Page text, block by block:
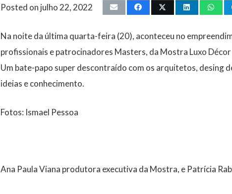
Posted on julho 22, 2022
Na noite da última quarta-feira (20), aconteceu no
profissionais e patrocinadores Masters, da Mostra Luxo
Um bate-papo super descontraído com os arquitetos, desing
ideias e conhecimento.
Fotos: Ismael Pessoa
Ana Paula Viana produtora executiva da Mostra, e Patrícia